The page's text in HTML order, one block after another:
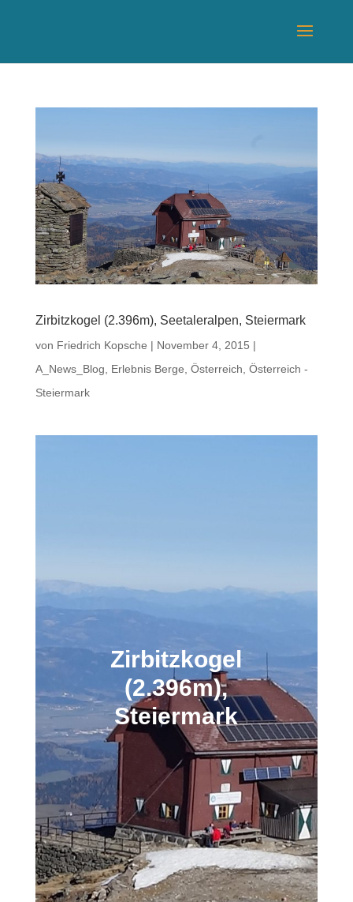
Zirbitzkogel (2.396m), Seetaleralpen, Steiermark
von Friedrich Kopsche | November 4, 2015 |
A_News_Blog
Erlebnis Berge Österreich Österreich -
Steiermark
Zirbitzkogel
(2.396m),
Steiermark